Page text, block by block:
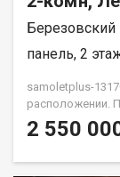
Березовский
панель, 2
samoletplus-
расположении.
Центр города –
Вас : школа,
2 550